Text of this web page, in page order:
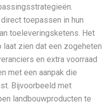
toepassen in hun
toeleveringsketens. Het
laat zien dat een zogeheten
en extra voorraad
met een aanpak die
Bijvoorbeeld met
landbouwproducten te